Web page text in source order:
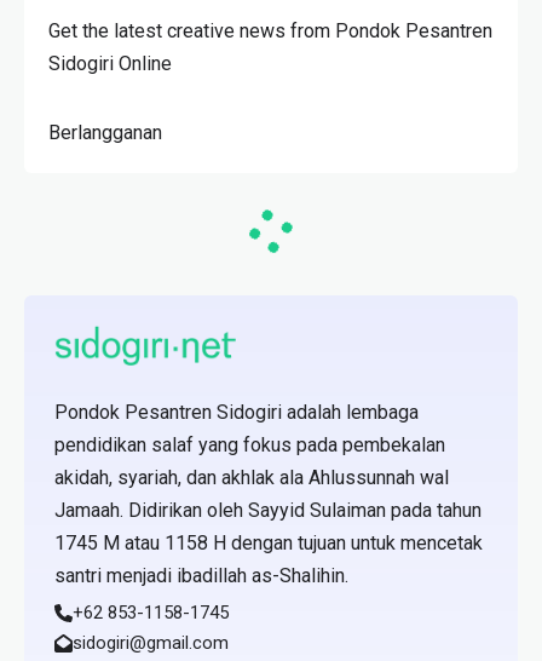
Get the latest creative news from Pondok Pesantren
Sidogiri Online
Berlangganan
Pondok Pesantren Sidogiri adalah lembaga
pendidikan salaf yang fokus pada pembekalan
akidah, syariah, dan akhlak ala Ahlussunnah wal
Jamaah. Didirikan oleh Sayyid Sulaiman pada tahun
1745 M atau 1158 H dengan tujuan untuk mencetak
santri menjadi ibadillah as-Shalihin.
+62 853-1158-1745
sidogiri@gmail.com